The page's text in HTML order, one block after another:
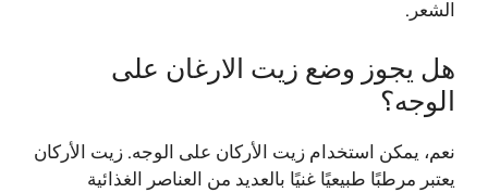
الشعر.
هل يجوز وضع زيت الارغان على
الوجه؟
نعم، يمكن استخدام زيت الأركان على الوجه. زيت الأركان
يعتبر مرطبًا طبيعيًا غنيًا بالعديد من العناصر الغذائية